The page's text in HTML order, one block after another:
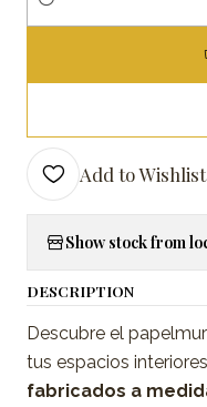
Quantity
Add to Wishlist
Show stock from
DESCRIPTION
Descubre el
tus espacios
fabricados a